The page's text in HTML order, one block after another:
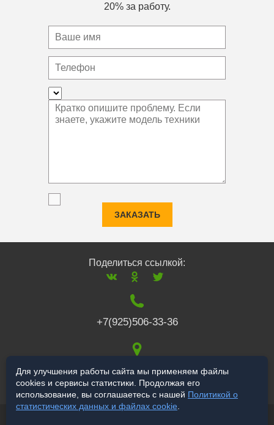
20% за работу.
ЗАКАЗАТЬ
Поделиться ссылкой:
+7(925)506-33-36
117519,г. Москва,
Варшавское ш., 132
Для улучшения работы сайта мы применяем файлы
cookies и сервисы статистики. Продолжая его
использование, вы соглашаетесь с нашей Политикой о
статистических данных и файлах cookie